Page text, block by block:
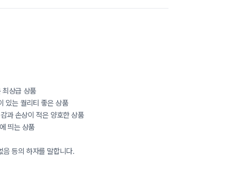
최상급 상품
있는 퀄리티 좋은 상품
과 손상이 적은 양호한 상품
띄는 상품
등의 하자를 말합니다.